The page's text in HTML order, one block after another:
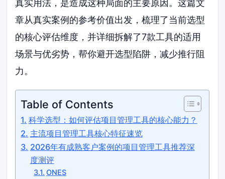
真实用法，是造成这种局面的主要原因。这篇文
章从真实案例的参考价值出发，梳理了当前选型
的核心评估维度，并详细拆解了7款工具的适用
场景与优劣势，帮你避开选型陷阱，减少推行阻
力。
Table of Contents
科学选型：如何评估项目管理工具的核心能力？
主流项目管理工具核心特征速览
2026年有成熟客户案例的项目管理工具推荐深
度测评
ONES